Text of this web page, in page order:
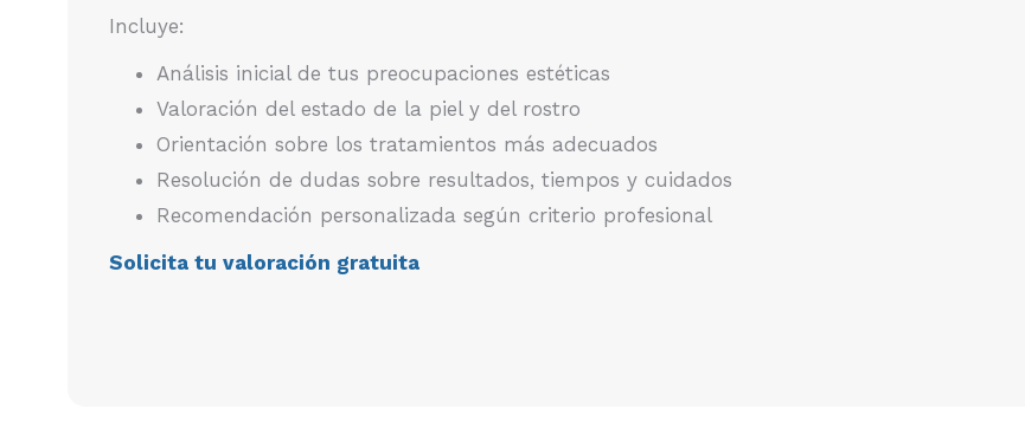
Incluye:
Análisis inicial de tus preocupaciones estéticas
Valoración del estado de la piel y del rostro
Orientación sobre los tratamientos más adecuados
Resolución de dudas sobre resultados, tiempos y cuidados
Recomendación personalizada según criterio profesional
Solicita tu valoración gratuita